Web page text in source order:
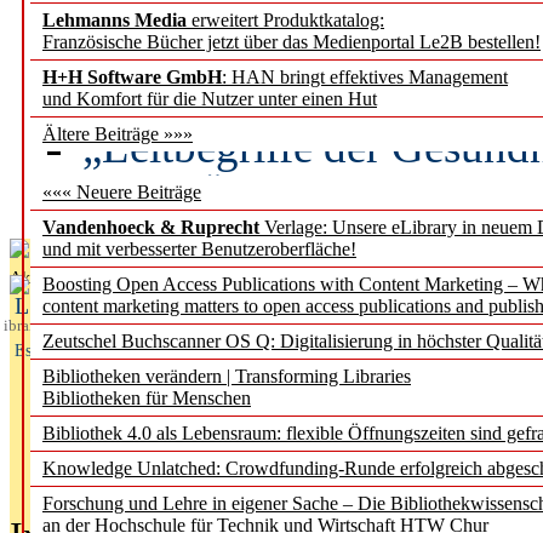
Lehmanns Media erweitert Produktkatalog:
Französische Bücher jetzt über das Medienportal Le2B bestellen!
H+H Software GmbH: HAN bringt effektives Management
und Komfort für die Nutzer unter einen Hut
Ältere Beiträge »»»
««« Neuere Beiträge
Vandenhoeck & Ruprecht Verlage: Unsere eLibrary in neuem
und mit verbesserter Benutzeroberfläche!
Boosting Open Access Publications with Content Marketing –
content marketing matters to open access publications and
Zeutschel Buchscanner OS Q: Digitalisierung in höchster
Bibliotheken verändern | Transforming Libraries
Bibliotheken für Menschen
Bibliothek 4.0 als Lebensraum: flexible Öffnungszeiten sind
Knowledge Unlatched: Crowdfunding-Runde erfolgreich
Forschung und Lehre in eigener Sache – Die
an der Hochschule für Technik und Wirtschaft HTW Chur
Künstliche Intelligenz
besser zu verstehen
„Leitbegriffe der
des BIÖG erscheinen
Aktuelles aus
L
ibrary
Essentials